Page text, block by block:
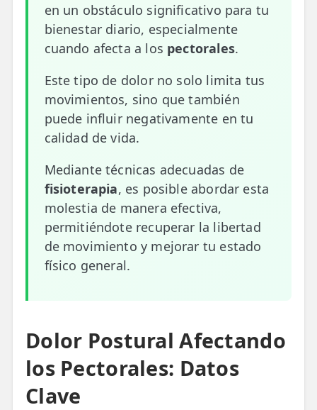
🎁 Tarjetas Regalo
🛒 Carrito
CONTACTO
☎️ 91 005 23 63
ESPECIALIDADES
🩻 Fisioterapia Traumatológica
😧 Fisioterapia ATM
🦴 Osteopatía
🫶 Suelo Pélvico
💆 Masajes Madrid
🏅 Fisioterapia Deportiva
🧠 Fisioterapia Neurológica
en un obstáculo significativo para tu
bienestar diario, especialmente
cuando afecta a los pectorales.
Este tipo de dolor no solo limita tus
movimientos, sino que también
puede influir negativamente en tu
calidad de vida.
Mediante técnicas adecuadas de
fisioterapia, es posible abordar esta
molestia de manera efectiva,
permitiéndote recuperar la libertad
de movimiento y mejorar tu estado
físico general.
Dolor Postural Afectando
los Pectorales: Datos
Clave